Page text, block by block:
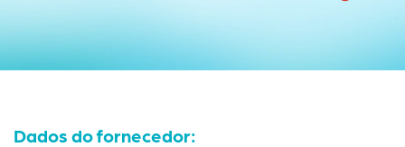
Dados do fornecedor: